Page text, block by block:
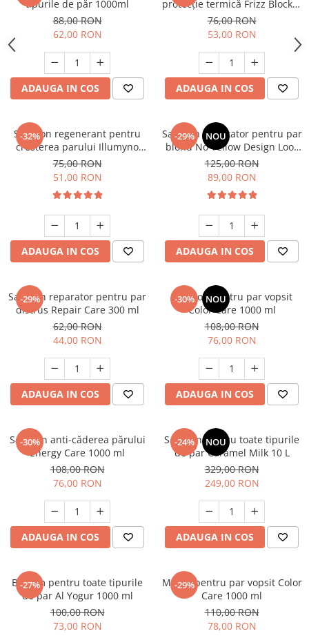
tipurile de păr 1000ml
88,00 RON
62,00 RON
ADAUGA IN COS
protecție termică Frizz Blocker
150ml
76,00 RON
53,00 RON
ADAUGA IN COS
-32%
Sampon regenerant pentru
cresterea parului Illumyno
250 ml
75,00 RON
51,00 RON
ADAUGA IN COS
-29% NOU
Sampon nuantator pentru par
blond No Yellow Design Look
1000 ml
125,00 RON
89,00 RON
ADAUGA IN COS
-29%
Sampon reparator pentru par
distrus Repair Care 300 ml
62,00 RON
44,00 RON
ADAUGA IN COS
-30% NOU
Sampon pentru par vopsit
Color Care 1000 ml
108,00 RON
76,00 RON
ADAUGA IN COS
-30%
Sampon anti-căderea părului
Energy Care 1000 ml
108,00 RON
76,00 RON
ADAUGA IN COS
-24% NOU
Sampon pentru toate tipurile
de par Caramel Milk 10 L
329,00 RON
249,00 RON
ADAUGA IN COS
-27%
Balsam pentru toate tipurile
de par Al Yogur 1000 ml
100,00 RON
73,00 RON
-29%
Masca pentru par vopsit Color
Care 1000 ml
110,00 RON
78,00 RON